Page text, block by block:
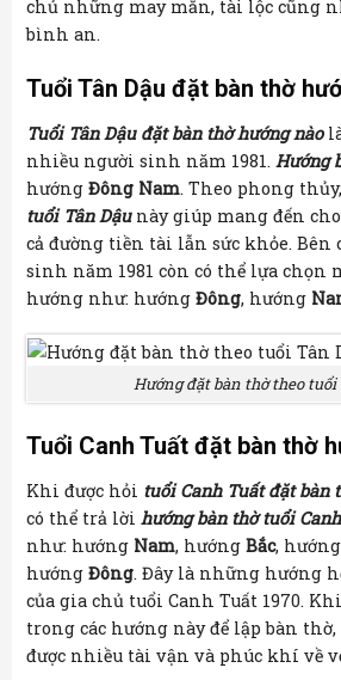
chủ những may mắn, tài lộc cũng
bình an.
Tuổi Tân Dậu đặt bàn thờ
Tuổi Tân Dậu đặt bàn thờ hướng nào
nhiều người sinh năm 1981. Hướng
hướng Đông Nam. Theo phong thủy,
tuổi Tân Dậunày giúp mang đến
cả đường tiền tài lẫn sức khỏe. Bên
sinh năm 1981 còn có thể lựa chọn
hướng như: hướng Đông, hướng
Hướng đặt bàn thờ theo tuổi
Tuổi Canh Tuất đặt bàn thờ
Khi được hỏi tuổi Canh Tuất đặt bàn
có thể trả lời hướng bàn thờ tuổi
như: hướng Nam, hướng Bắc, hướng
hướng Đông. Đây là những hướng
của gia chủ tuổi Canh Tuất 1970.
trong các hướng này để lập bàn thờ,
được nhiều tài vận và phúc khí về